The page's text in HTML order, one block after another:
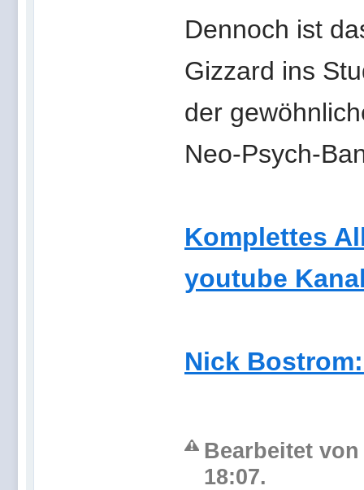
Dennoch ist
Gizzard ins
der
Neo-Psych-
Komplettes
youtube
Nick
Bearbeitet
18:07.